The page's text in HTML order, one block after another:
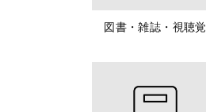
図書・雑誌・視聴覚